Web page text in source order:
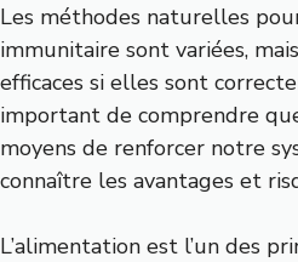
Les méthodes naturelles
immunitaire sont variées,
efficaces si elles sont
important de comprendre
moyens de renforcer notre
connaître les avantages et
L’alimentation est l’un des